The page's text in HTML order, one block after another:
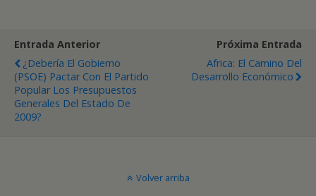
Entrada Anterior
¿Debería El Gobierno
(PSOE) Pactar Con El Partido
Popular Los Presupuestos
Generales Del Estado De
2009?
Próxima Entrada
Africa: El Camino Del
Desarrollo Económico
Volver arriba